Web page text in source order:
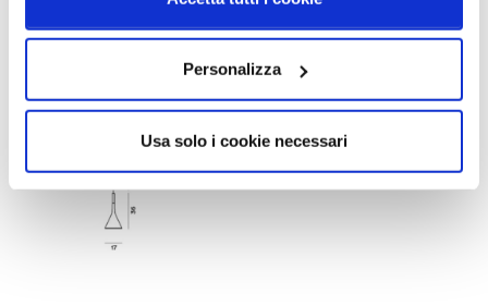
Personalizza
Usa solo i cookie necessari
Schemi tecnici